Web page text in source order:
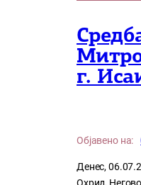
г.
Објавено на:
Денес,